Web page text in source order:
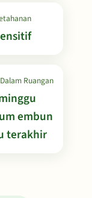
Ruangan
embun
terakhir